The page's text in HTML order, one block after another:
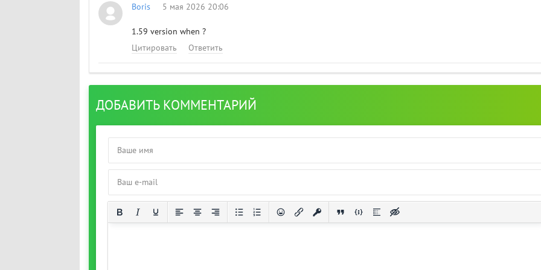
Boris 5 мая 2026 20:06
1.59 version when ?
Цитировать
Ответить
ДОБАВИТЬ КОММЕНТАРИЙ